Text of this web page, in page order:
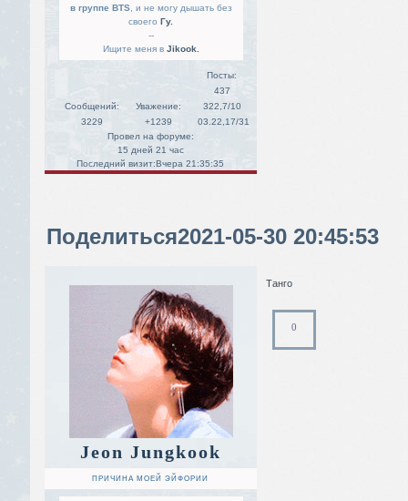
в группе BTS, и не могу дышать без
своего Гу.
--
Ищите меня в Jikook.
Сообщений:
3229
Уважение:
+1239
Посты:
437
322,7/10
03.22,17/31
Провел на форуме:
15 дней 21 час
Последний визит:Вчера 21:35:35
Поделиться2021-05-30 20:45:53
Jeon Jungkook
ПРИЧИНА МОЕЙ ЭЙФОРИИ
Танго
0